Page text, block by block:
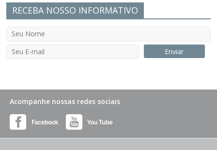
RECEBA NOSSO INFORMATIVO
Acompanhe nossas redes sociais